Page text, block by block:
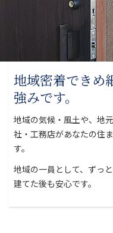
地域密着できめ
強みです。
地域の気候・風土や、地
社・工務店があなたの住
す。
地域の一員として、ずっ
建てた後も安心です。